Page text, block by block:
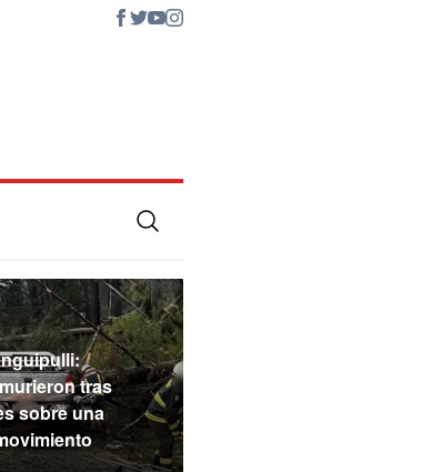
tras
sobre una